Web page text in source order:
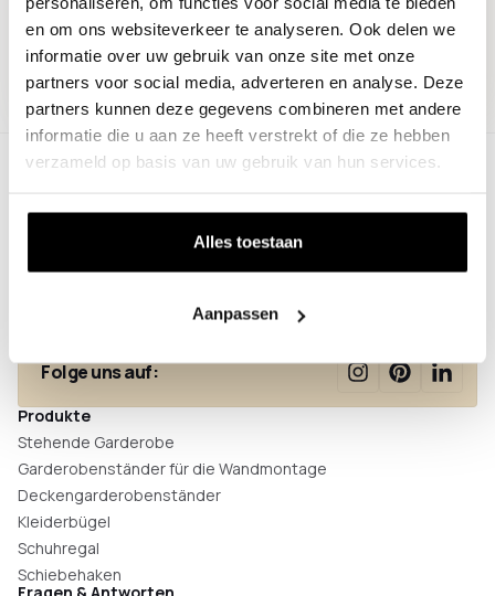
en om ons websiteverkeer te analyseren. Ook delen we
informatie over uw gebruik van onze site met onze
partners voor social media, adverteren en analyse. Deze
partners kunnen deze gegevens combineren met andere
informatie die u aan ze heeft verstrekt of die ze hebben
verzameld op basis van uw gebruik van hun services.
Alles toestaan
Aanpassen
Antwort innerhalb von 2 Werktagen
+31 6 83502367
Schnelle Antwort auf deine Frage
Folge uns auf:
Produkte
Stehende Garderobe
Garderobenständer für die Wandmontage
Deckengarderobenständer
Kleiderbügel
Schuhregal
Schiebehaken